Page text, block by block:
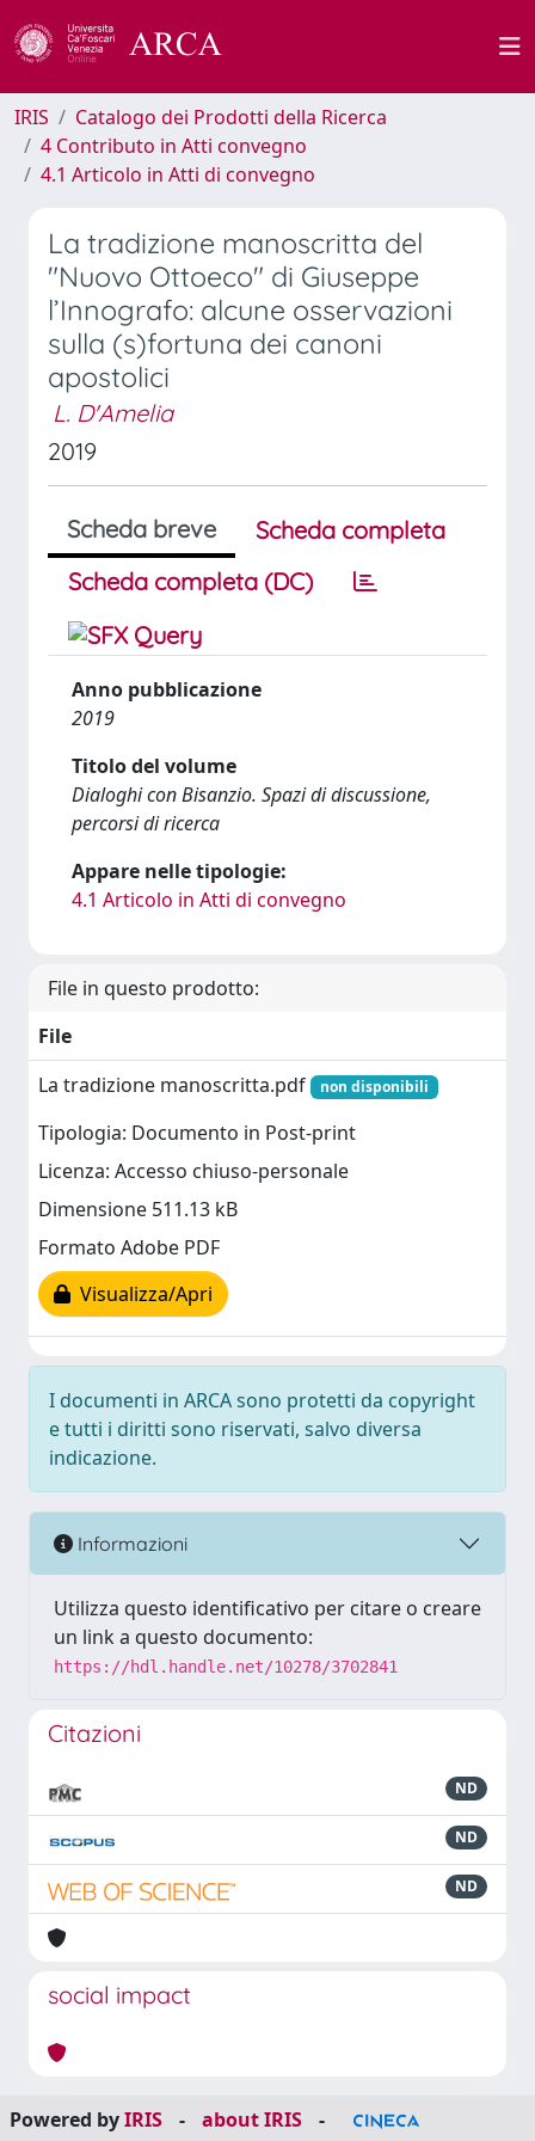
IRIS
Catalogo dei Prodotti della Ricerca
4 Contributo in Atti convegno
4.1 Articolo in Atti di convegno
La tradizione manoscritta del
"Nuovo Ottoeco" di Giuseppe
l’Innografo: alcune osservazioni
sulla (s)fortuna dei canoni
apostolici
L. D'Amelia
2019
Scheda breve
Scheda completa
Scheda completa (DC)
Anno pubblicazione
2019
Titolo del volume
Dialoghi con Bisanzio. Spazi di discussione,
percorsi di ricerca
Appare nelle tipologie:
4.1 Articolo in Atti di convegno
File in questo prodotto:
File
La tradizione manoscritta.pdf
non disponibili
Tipologia: Documento in Post-print
Licenza: Accesso chiuso-personale
Dimensione 511.13 kB
Formato Adobe PDF
Visualizza/Apri
I documenti in ARCA sono protetti da copyright
e tutti i diritti sono riservati, salvo diversa
indicazione.
Informazioni
Utilizza questo identificativo per citare o creare
un link a questo documento:
https://hdl.handle.net/10278/3702841
Citazioni
ND
ND
ND
social impact
Powered byIRIS - about IRIS
-